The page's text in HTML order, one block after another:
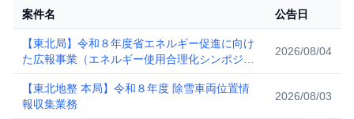
案件名 公告日
【東北局】令和８年度省エネルギー促進に向け
た広報事業（エネルギー使用合理化シンポジウ
ム東北の開催等）
2026/08/04
【東北地整 本局】令和８年度 除雪車両位置情
報収集業務
2026/08/03